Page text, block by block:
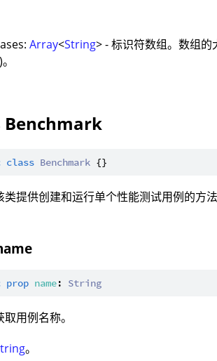
Array<String> - 标识符数组。数组
Benchmark
class Benchmark
类提供创建和运行单个性能测试用例的方法
prop name: String
用例名称。
。